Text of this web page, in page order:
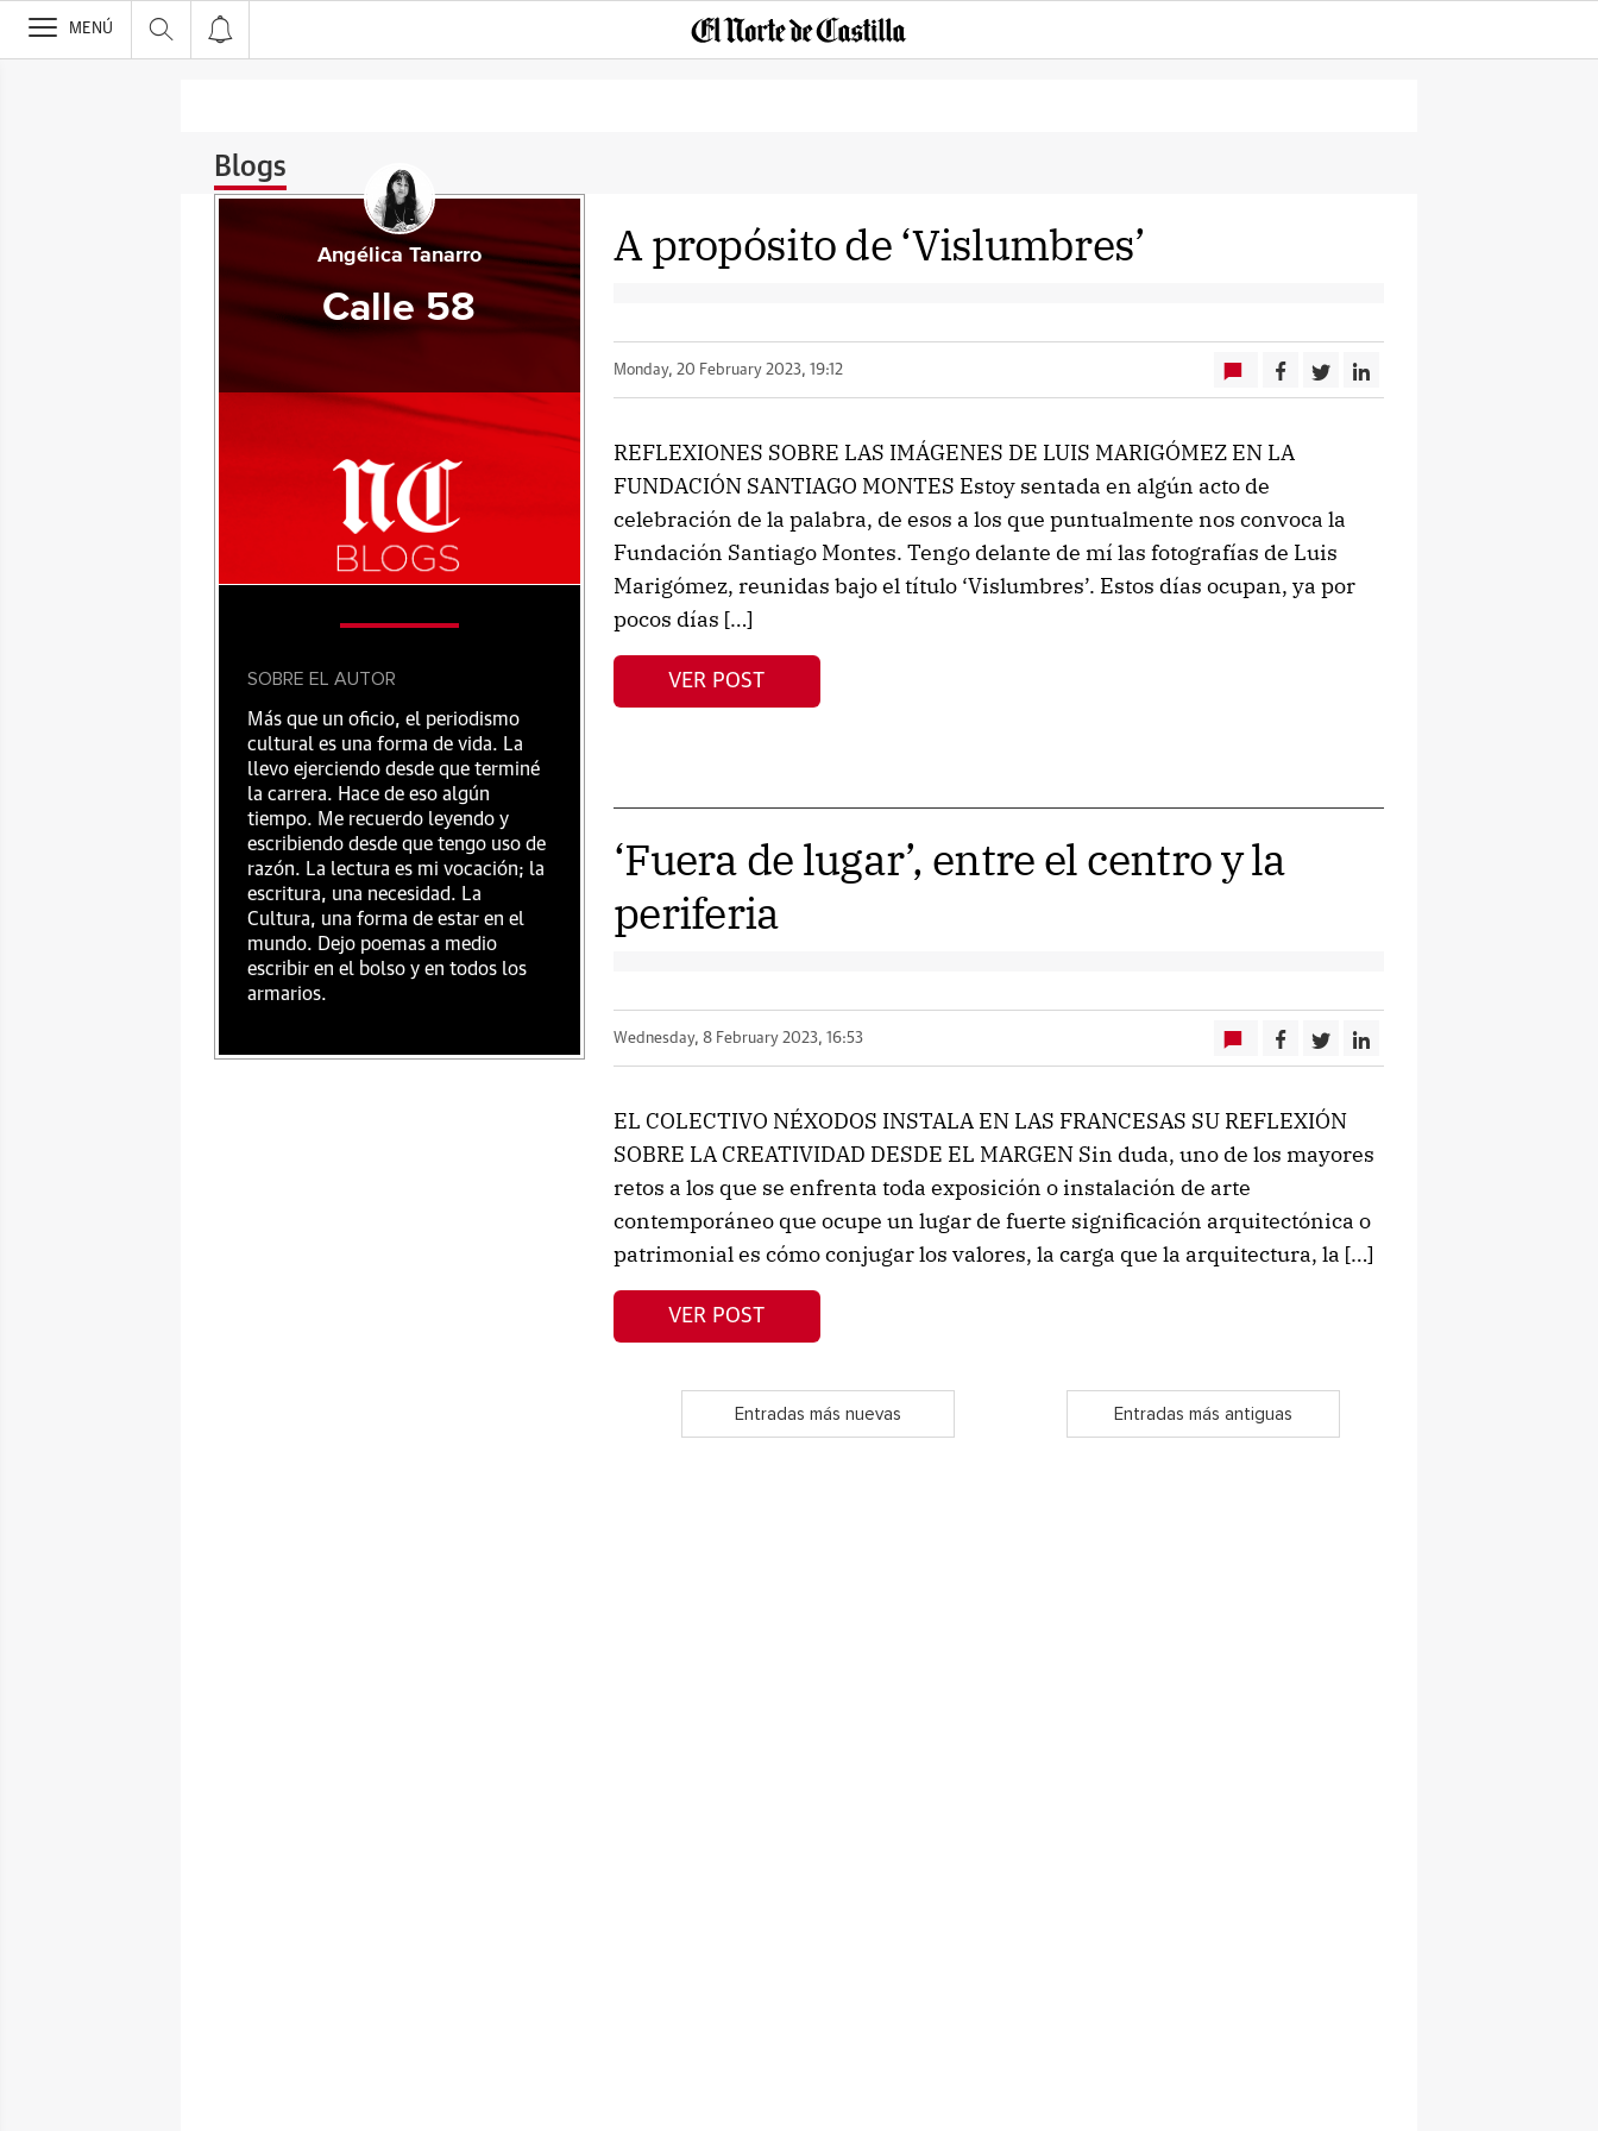
>
MENÚ
Blogs
A propósito de ‘Vislumbres’
Monday, 20 February 2023, 19:12
REFLEXIONES SOBRE LAS IMÁGENES DE LUIS MARIGÓMEZ EN LA
FUNDACIÓN SANTIAGO MONTES Estoy sentada en algún acto de
celebración de la palabra, de esos a los que puntualmente nos convoca la
Fundación Santiago Montes. Tengo delante de mí las fotografías de Luis
Marigómez, reunidas bajo el título ‘Vislumbres’. Estos días ocupan, ya por
pocos días […]
VER POST
‘Fuera de lugar’, entre el centro y la
periferia
Wednesday, 8 February 2023, 16:53
EL COLECTIVO NÉXODOS INSTALA EN LAS FRANCESAS SU REFLEXIÓN
SOBRE LA CREATIVIDAD DESDE EL MARGEN Sin duda, uno de los mayores
retos a los que se enfrenta toda exposición o instalación de arte
contemporáneo que ocupe un lugar de fuerte significación arquitectónica o
patrimonial es cómo conjugar los valores, la carga que la arquitectura, la […]
VER POST
Entradas más nuevas Entradas más antiguas
Angélica Tanarro
Calle 58
SOBRE EL AUTOR
Más que un oficio, el periodismo
cultural es una forma de vida. La
llevo ejerciendo desde que terminé
la carrera. Hace de eso algún
tiempo. Me recuerdo leyendo y
escribiendo desde que tengo uso de
razón. La lectura es mi vocación; la
escritura, una necesidad. La
Cultura, una forma de estar en el
mundo. Dejo poemas a medio
escribir en el bolso y en todos los
armarios.